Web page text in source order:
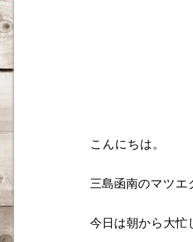
こんにちは。
三島函南のマツエ
今日は朝から大忙